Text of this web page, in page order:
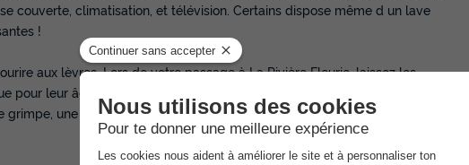
couverte, climatisation, et télévision. Certains dispose même d un lave
!
aux lèvres. Lors de votre passage à La Rivière Fleurie, laissez les
leur âge. Pour se défouler et se faire de nouveaux amis, ils seront libres
une autre avec toboggan et cabane puis encore une avec balançoire,